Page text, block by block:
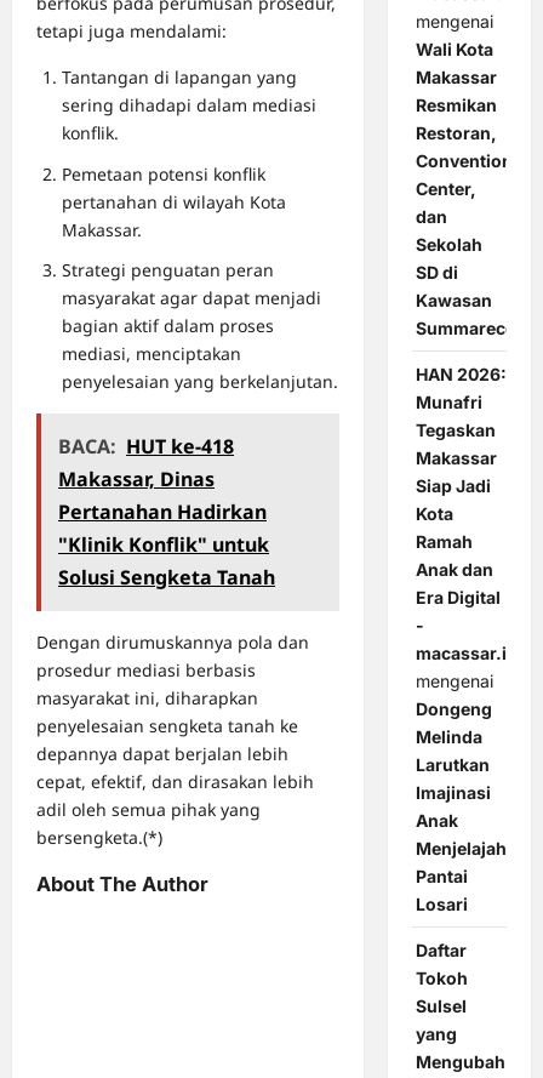
tetapi juga mendalami:
Tantangan di lapangan yang
sering dihadapi dalam mediasi
konflik.
Pemetaan potensi konflik
pertanahan di wilayah Kota
Makassar.
Strategi penguatan peran
masyarakat agar dapat menjadi
bagian aktif dalam proses
mediasi, menciptakan
penyelesaian yang berkelanjutan.
BACA: HUT ke-418
Makassar, Dinas
Pertanahan Hadirkan
"Klinik Konflik" untuk
Solusi Sengketa Tanah
Dengan dirumuskannya pola dan
prosedur mediasi berbasis
masyarakat ini, diharapkan
penyelesaian sengketa tanah ke
depannya dapat berjalan lebih
cepat, efektif, dan dirasakan lebih
adil oleh semua pihak yang
bersengketa.(*)
About The Author
mengenai
Wali Kota
Makassar
Resmikan
Restoran,
Convention
Center,
dan
Sekolah
SD di
Kawasan
Summarecon
HAN 2026:
Munafri
Tegaskan
Makassar
Siap Jadi
Kota
Ramah
Anak dan
Era Digital
-
macassar.id
mengenai
Dongeng
Melinda
Larutkan
Imajinasi
Anak
Menjelajah
Pantai
Losari
Daftar
Tokoh
Sulsel
yang
Mengubah